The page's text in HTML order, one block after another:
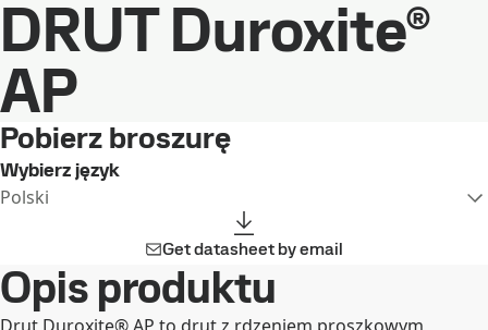
DRUT Duroxite®
AP
Pobierz broszurę
Wybierz język
Polski
Get datasheet by email
Opis produktu